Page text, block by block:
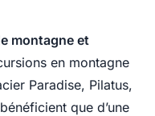
montagne et
en montagne
Paradise, Pilatus,
que d’une